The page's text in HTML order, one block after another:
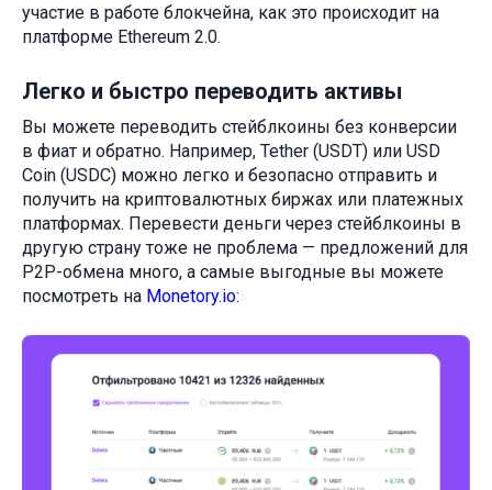
участие в работе блокчейна, как это происходит на
платформе Ethereum 2.0.
Легко и быстро переводить активы
​​Вы можете переводить стейблкоины без конверсии
в фиат и обратно. Например, Tether (USDT) или USD
Coin (USDC) можно легко и безопасно отправить и
получить на криптовалютных биржах или платежных
платформах. Перевести деньги через стейблкоины в
другую страну тоже не проблема — предложений для
Р2Р-обмена много, а самые выгодные вы можете
посмотреть на Monetory.io: